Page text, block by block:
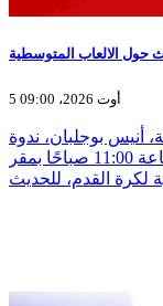
حول الالعاب المتوسطية
5 أوت 2026، 09:00
منتخبنا الوطني لأقل من 21 سنة، أنيس بوجلبان، ندوة
صحفية اليوم الأربعاء 5 أوت 2026 على الساعة 11:00 صباحًا بمقر